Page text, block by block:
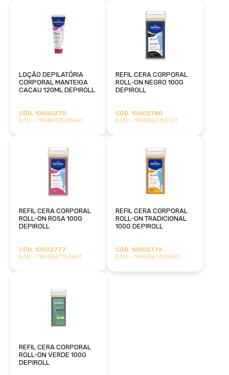
LOÇÃO DEPILATÓRIA
CORPORAL MANTEIGA
CACAU 120ML DEPIROLL
CÓD. 10000270
EAN - 7898903925901
REFIL CERA CORPORAL
ROLL-ON NEGRO 100G
DEPIROLL
CÓD. 10002780
EAN - 7898567750727
REFIL CERA CORPORAL
ROLL-ON ROSA 100G
DEPIROLL
CÓD. 10002777
EAN - 7898567750697
REFIL CERA CORPORAL
ROLL-ON TRADICIONAL
100G DEPIROLL
CÓD. 10002776
EAN - 7898567750680
REFIL CERA CORPORAL
ROLL-ON VERDE 100G
DEPIROLL